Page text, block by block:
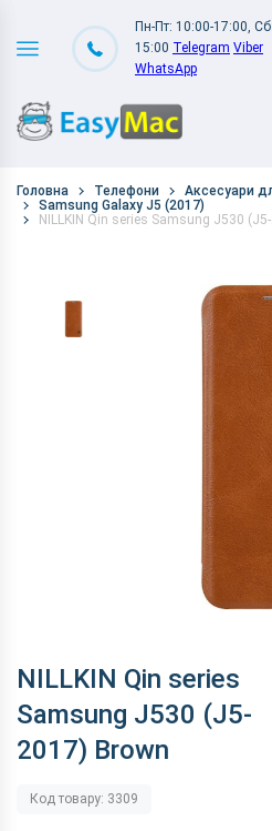
Пн-Пт: 10:00-17:00,
15:00 Telegram Viber
WhatsApp
Головна Телефони
Аксесуари
Samsung Galaxy J5 (2017)
NILLKIN Qin series Samsung J530
NILLKIN Qin series
Samsung J530 (J5-
2017) Brown
Код товару: 3309